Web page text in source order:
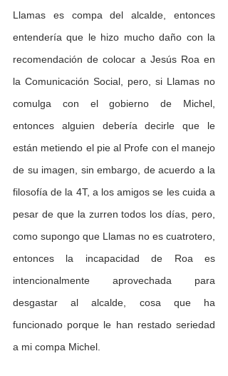
Llamas es compa del alcalde, entonces
entendería que le hizo mucho daño con la
recomendación de colocar a Jesús Roa en
la Comunicación Social, pero, si Llamas no
comulga con el gobierno de Michel,
entonces alguien debería decirle que le
están metiendo el pie al Profe con el manejo
de su imagen, sin embargo, de acuerdo a la
filosofía de la 4T, a los amigos se les cuida a
pesar de que la zurren todos los días, pero,
como supongo que Llamas no es cuatrotero,
entonces la incapacidad de Roa es
intencionalmente aprovechada para
desgastar al alcalde, cosa que ha
funcionado porque le han restado seriedad
a mi compa Michel.